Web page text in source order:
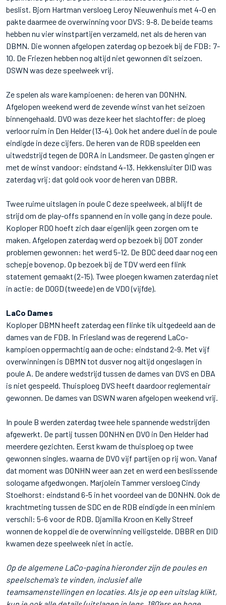
beslist. Bjorn Hartman versloeg Leroy Nieuwenhuis met 4-0 en
pakte daarmee de overwinning voor DVS: 9-8. De beide teams
hebben nu vier winstpartijen verzameld, net als de heren van
DBMN. Die wonnen afgelopen zaterdag op bezoek bij de FDB: 7-
10. De Friezen hebben nog altijd niet gewonnen dit seizoen.
DSWN was deze speelweek vrij.
Ze spelen als ware kampioenen: de heren van DONHN.
Afgelopen weekend werd de zevende winst van het seizoen
binnengehaald. DVO was deze keer het slachtoffer: de ploeg
verloor ruim in Den Helder (13-4). Ook het andere duel in de poule
eindigde in deze cijfers. De heren van de RDB speelden een
uitwedstrijd tegen de DORA in Landsmeer. De gasten gingen er
met de winst vandoor: eindstand 4-13. Hekkensluiter DID was
zaterdag vrij; dat gold ook voor de heren van DBBR.
Twee ruime uitslagen in poule C deze speelweek, al blijft de
strijd om de play-offs spannend en in volle gang in deze poule.
Koploper RDO hoeft zich daar eigenlijk geen zorgen om te
maken. Afgelopen zaterdag werd op bezoek bij DOT zonder
problemen gewonnen: het werd 5-12. De BDC deed daar nog een
schepje bovenop. Op bezoek bij de TDV werd een flink
statement gemaakt (2-15). Twee ploegen kwamen zaterdag niet
in actie: de DOGD (tweede) en de VDO (vijfde).
LaCo Dames
Koploper DBMN heeft zaterdag een flinke tik uitgedeeld aan de
dames van de FDB. In Friesland was de regerend LaCo-
kampioen oppermachtig aan de oche: eindstand 2-9. Met vijf
overwinningen is DBMN tot dusver nog altijd ongeslagen in
poule A. De andere wedstrijd tussen de dames van DVS en DBA
is niet gespeeld. Thuisploeg DVS heeft daardoor reglementair
gewonnen. De dames van DSWN waren afgelopen weekend vrij.
In poule B werden zaterdag twee hele spannende wedstrijden
afgewerkt. De partij tussen DONHN en DVO in Den Helder had
meerdere gezichten. Eerst kwam de thuisploeg op twee
gewonnen singles, waarna de DVO vijf partijen op rij won. Vanaf
dat moment was DONHN weer aan zet en werd een beslissende
sologame afgedwongen. Marjolein Tammer versloeg Cindy
Stoelhorst: eindstand 6-5 in het voordeel van de DONHN. Ook de
krachtmeting tussen de SDC en de RDB eindigde in een miniem
verschil: 5-6 voor de RDB. Djamilla Kroon en Kelly Streef
wonnen de koppel die de overwinning veiligstelde. DBBR en DID
kwamen deze speelweek niet in actie.
Op de algemene LaCo-pagina hieronder zijn de poules en
speelschema's te vinden, inclusief alle
teamsamenstellingen en locaties. Als je op een uitslag klikt,